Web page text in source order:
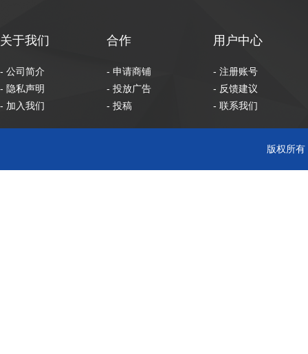
关于我们
- 公司简介
- 隐私声明
- 加入我们
合作
- 申请商铺
- 投放广告
- 投稿
用户中心
- 注册账号
- 反馈建议
- 联系我们
版权所